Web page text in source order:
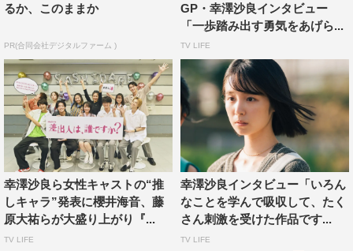
梅田サイファーさんのファンだったので、今回ラップ曲を
監修してくださると決まったときはめちゃくちゃうれしか
のための動画を送ってくれて。僕の意見を歌詞に取り入れ
てもらったりもして、本当に夢みたいでした。
るか、このままか
PR(合同会社デジタルファーム )
GP・幸澤沙良インタビュー
「一歩踏み出す勇気をあげら...
TV LIFE
幸澤沙良ら女性キャストの“推
しキャラ”発表に櫻井海音、藤
原大祐らが大盛り上がり『...
TV LIFE
幸澤沙良インタビュー「いろん
なことを学んで吸収して、たく
さん刺激を受けた作品です...
TV LIFE